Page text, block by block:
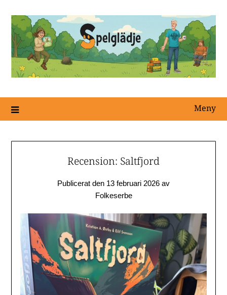
Meny
Recension: Saltfjord
Publicerat den 13 februari 2026 av
Folkeserbe